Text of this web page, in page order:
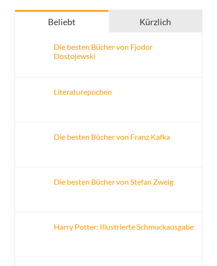
Beliebt Kürzlich
Die besten Bücher von Fjodor
Dostojewski
Literaturepochen
Die besten Bücher von Franz Kafka
Die besten Bücher von Stefan Zweig
Harry Potter: Illustrierte Schmuckausgabe